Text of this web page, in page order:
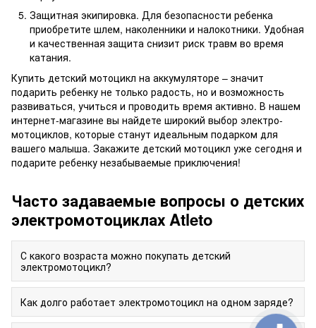
Защитная экипировка. Для безопасности ребенка
приобретите шлем, наколенники и налокотники. Удобная
и качественная защита снизит риск травм во время
катания.
Купить детский мотоцикл на аккумуляторе – значит
подарить ребенку не только радость, но и возможность
развиваться, учиться и проводить время активно. В нашем
интернет-магазине вы найдете широкий выбор электро-
мотоциклов, которые станут идеальным подарком для
вашего малыша. Закажите детский мотоцикл уже сегодня и
подарите ребенку незабываемые приключения!
Часто задаваемые вопросы о детских
электромотоциклах Atleto
С какого возраста можно покупать детский
электромотоцикл?
Как долго работает электромотоцикл на одном заряде?